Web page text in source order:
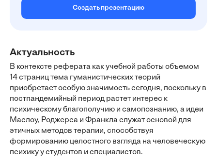
Создать презентацию
Актуальность
В контексте реферата как учебной работы объемом
14 страниц тема гуманистических теорий
приобретает особую значимость сегодня, поскольку в
постпандемийный период растет интерес к
психическому благополучию и самопознанию, а идеи
Маслоу, Роджерса и Франкла служат основой для
этичных методов терапии, способствуя
формированию целостного взгляда на человеческую
психику у студентов и специалистов.